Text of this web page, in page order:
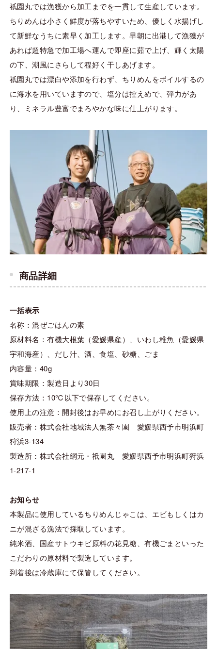
祇園丸では漁獲から加工までを一貫して生産しています。
ちりめんは小さく鮮度が落ちやすいため、優しく水揚げし
て新鮮なうちに素早く加工します。早朝に出港して漁獲が
あれば超特急で加工場へ運んで即座に茹で上げ、輝く太陽
の下、潮風にさらして程好く干しあげます。
祇園丸では漂白や添加を行わず、ちりめんをボイルするの
に海水を用いていますので、塩分は控えめで、弾力があ
り、ミネラル豊富でまろやかな味に仕上がります。
商品詳細
一括表示
名称：混ぜごはんの素
原材料名：有機大根葉（愛媛県産）、いわし稚魚（愛媛県
宇和海産）、だし汁、酒、食塩、砂糖、ごま
内容量：40g
賞味期限：製造日より30日
保存方法：10℃以下で保存してください。
使用上の注意：開封後はお早めにお召し上がりください。
販売者：株式会社地域法人無茶々園 愛媛県西予市明浜町
狩浜3-134
製造所：株式会社網元・祇園丸 愛媛県西予市明浜町狩浜
1-217-1
お知らせ
本製品に使用しているちりめんじゃこは、エビもしくはカ
ニが混ざる漁法で採取しています。
純米酒、国産サトウキビ原料の花見糖、有機ごまといった
こだわりの原材料で製造しています。
到着後は冷蔵庫にて保管してください。